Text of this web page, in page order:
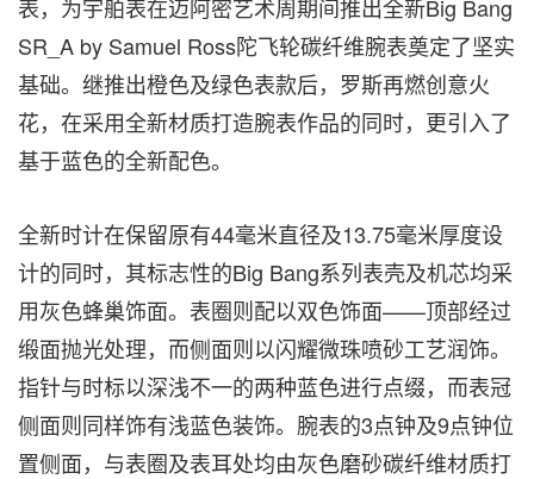
表，为宇舶表在迈阿密艺术周期间推出全新Big Bang
SR_A by Samuel Ross陀飞轮碳纤维腕表奠定了坚实
基础。继推出橙色及绿色表款后，罗斯再燃创意火
花，在采用全新材质打造腕表作品的同时，更引入了
基于蓝色的全新配色。
全新时计在保留原有44毫米直径及13.75毫米厚度设
计的同时，其标志性的Big Bang系列表壳及机芯均采
用灰色蜂巢饰面。表圈则配以双色饰面——顶部经过
缎面抛光处理，而侧面则以闪耀微珠喷砂工艺润饰。
指针与时标以深浅不一的两种蓝色进行点缀，而表冠
侧面则同样饰有浅蓝色装饰。腕表的3点钟及9点钟位
置侧面，与表圈及表耳处均由灰色磨砂碳纤维材质打